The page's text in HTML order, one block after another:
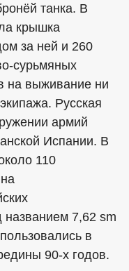
танка. В
крышка
за ней и 260
сурьмяных
на выживание ни
Русская
армий
Испании. В
110
названием 7,62 sm
в
90-х годов.